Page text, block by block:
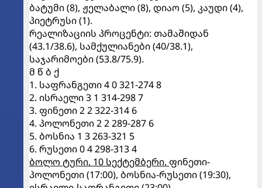
ბატუმი (8), ჟელაბალი (8), დიაო (5), კაუდი (4),
პიეტრუსი (1).
რეალიზაციის პროცენტი: თამაშიდან
(43.1/38.6), სამქულიანები (40/38.1),
საჯარიმოები (53.8/75.9).
მ წ ბ ქ
1. საფრანგეთი 4 0 321-274 8
2. ისრაელი 3 1 314-298 7
3. ფინეთი 2 2 322-314 6
4. პოლონეთი 2 2 289-287 6
5. ბოსნია 1 3 263-321 5
6. რუსეთი 0 4 298-313 4
ბოლო ტური. 10 სექტემბერი. ფინეთი-
პოლონეთი (17:00), ბოსნია-რუსეთი (19:30),